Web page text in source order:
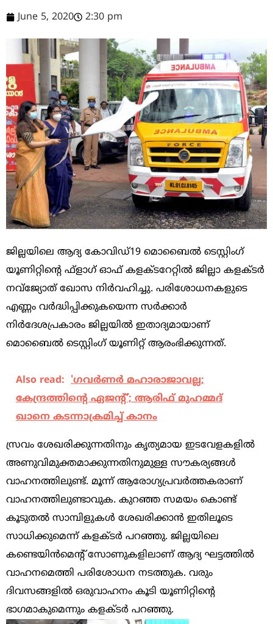
June 5, 2020 2:30 pm
ജില്ലയിലെ ആദ്യ കോവിഡ്19 മൊബൈൽ ടെസ്റ്റിംഗ്
യൂണിറ്റിന്റെ ഫ്‌ളാഗ് ഓഫ് കളക്ടറേറ്റിൽ ജില്ലാ കളക്ടർ
നവ്‌ജ്യോത് ഖോസ നിർവഹിച്ചു. പരിശോധനകളുടെ
എണ്ണം വർദ്ധിപ്പിക്കുകയെന്ന സർക്കാർ
നിർദേശപ്രകാരം ജില്ലയിൽ ഇതാദ്യമായാണ്
മൊബൈൽ ടെസ്റ്റിംഗ് യൂണിറ്റ് ആരംഭിക്കുന്നത്.
Also read: 'ഗവര്‍ണര്‍ മഹാരാജാവല്ല;
കേന്ദ്രത്തിന്റെ ഏജന്റ്'; ആരിഫ് മുഹമ്മദ്
ഖാനെ കടന്നാക്രമിച്ച് കാനം
സ്രവം ശേഖരിക്കുന്നതിനും കൃത്യമായ ഇടവേളകളിൽ
അണുവിമുക്തമാക്കുന്നതിനുമുള്ള സൗകര്യങ്ങൾ
വാഹനത്തിലുണ്ട്. മൂന്ന് ആരോഗ്യപ്രവർത്തകരാണ്
വാഹനത്തിലുണ്ടാവുക. കുറഞ്ഞ സമയം കൊണ്ട്
കൂടുതൽ സാമ്പിളുകൾ ശേഖരിക്കാൻ ഇതിലൂടെ
സാധിക്കുമെന്ന് കളക്ടർ പറഞ്ഞു. ജില്ലയിലെ
കണ്ടെയിൻമെന്റ് സോണുകളിലാണ് ആദ്യ ഘട്ടത്തിൽ
വാഹനമെത്തി പരിശോധന നടത്തുക. വരും
ദിവസങ്ങളിൽ ഒരുവാഹനം കൂടി യൂണിറ്റിന്റെ
ഭാഗമാകുമെന്നും കളക്ടർ പറഞ്ഞു.